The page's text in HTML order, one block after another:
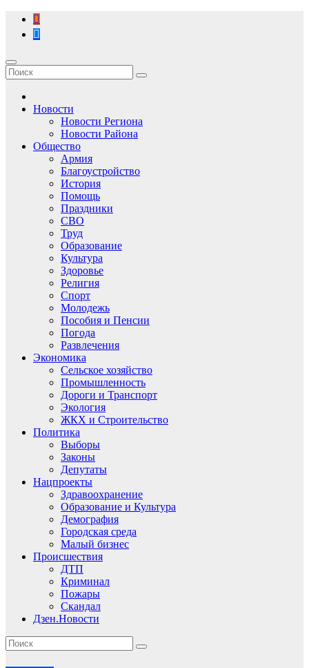
Перейти
содержимому
Новости
Новости Региона
Новости Района
Общество
Армия
Благоустройство
История
Помощь
Праздники
СВО
Труд
Образование
Культура
Здоровье
Религия
Спорт
Молодежь
Пособия и Пенсии
Погода
Развлечения
Экономика
Сельское хозяйство
Промышленность
Дороги и Транспорт
Экология
ЖКХ и Строительство
Политика
Выборы
Законы
Депутаты
Нацпроекты
Здравоохранение
Образование и Культура
Демография
Городская среда
Малый бизнес
Происшествия
ДТП
Криминал
Пожары
Скандал
Дзен.Новости